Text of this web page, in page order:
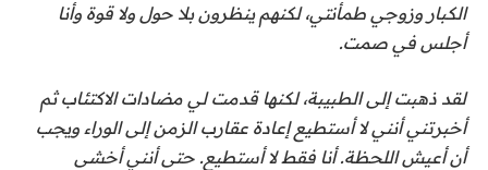
الكبار وزوجي طمأنتي، لكنهم ينظرون بلا حول ولا قوة وأنا
أجلس في صمت.
لقد ذهبت إلى الطبيبة، لكنها قدمت لي مضادات الاكتئاب ثم
أخبرتني أنني لا أستطيع إعادة عقارب الزمن إلى الوراء ويجب
أن أعيش اللحظة. أنا فقط لا أستطيع. حتى أنني أخشى